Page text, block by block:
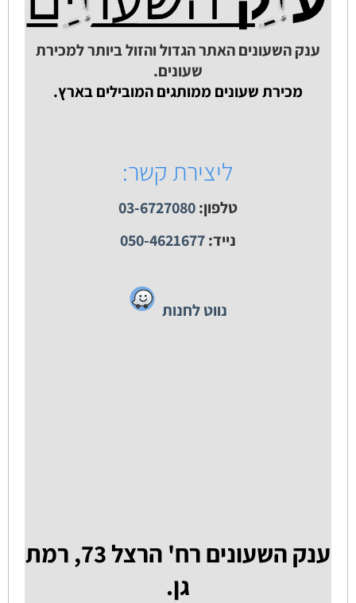
ענק השעונים האתר הגדול והזול ביותר למכירת
שעונים.
מכירת שעונים ממותגים המובילים בארץ.
ליצירת קשר:
טלפון:03-6727080
נייד:050-4621677
נווט לחנות
ענק השעונים רח' הרצל 73, רמת
גן.